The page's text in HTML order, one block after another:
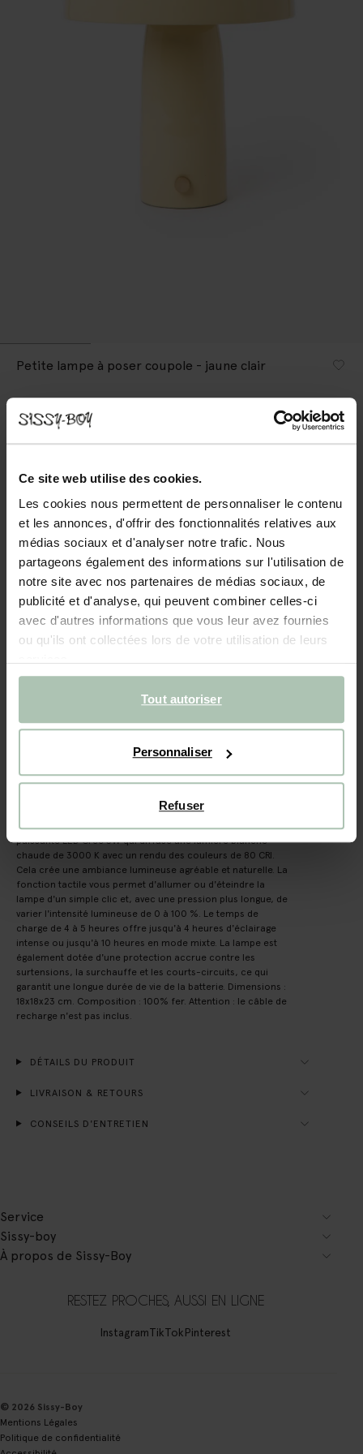
Ce site web utilise des cookies.
Les cookies nous permettent de personnaliser le contenu
et les annonces, d'offrir des fonctionnalités relatives aux
médias sociaux et d'analyser notre trafic. Nous
partageons également des informations sur l'utilisation de
notre site avec nos partenaires de médias sociaux, de
publicité et d'analyse, qui peuvent combiner celles-ci
avec d'autres informations que vous leur avez fournies
ou qu'ils ont collectées lors de votre utilisation de leurs
Tout autoriser
Personnaliser
Refuser
Petite lampe à poser coupole - jaune clair
Couleurs
Taille sélectionnée: Onesize
Livraison dans: 3–5 jours ouvrés
AJOUTER AU PANIER
Délai de rétractation de 14 jours
lampe a un aspect rétro et apporte chaleur et convivialité à
lampe peut être utilisée sans fil. Le connecteur USB Type-C
permet une recharge rapide. La lampe est équipée d'une
puissante LED Cree 3W qui diffuse une lumière blanche
chaude de 3000 K avec un rendu des couleurs de 80 CRI.
Cela crée une ambiance lumineuse agréable et naturelle. La
fonction tactile vous permet d'allumer ou d'éteindre la
lampe d'un simple clic et, avec une pression plus longue, de
varier l'intensité lumineuse de 0 à 100 %. Le temps de
charge de 4 à 5 heures offre jusqu'à 4 heures d'éclairage
intense ou jusqu'à 10 heures en mode mixte. La lampe est
également dotée d'une protection accrue contre les
surtensions, la surchauffe et les courts-circuits, ce qui
garantit une longue durée de vie de la batterie. Dimensions :
18x18x23 cm. Composition : 100% fer. Attention : le câble de
recharge n'est pas inclus.
DÉTAILS DU PRODUIT
LIVRAISON & RETOURS
CONSEILS D'ENTRETIEN
Service
Sissy-boy
À propos de Sissy-Boy
RESTEZ PROCHES, AUSSI EN LIGNE
InstagramTikTokPinterest
© 2026 Sissy-Boy
Mentions Légales
Politique de confidentialité